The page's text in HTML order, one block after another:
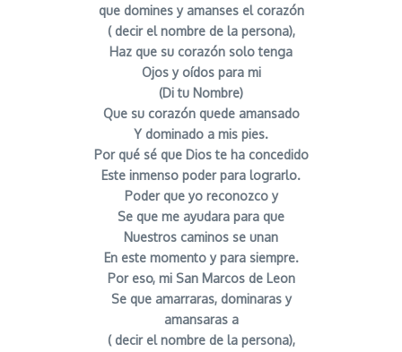
que domines y amanses el corazón
( decir el nombre de la persona),
Haz que su corazón solo tenga
Ojos y oídos para mi
(Di tu Nombre)
Que su corazón quede amansado
Y dominado a mis pies.
Por qué sé que Dios te ha concedido
Este inmenso poder para lograrlo.
Poder que yo reconozco y
Se que me ayudara para que
Nuestros caminos se unan
En este momento y para siempre.
Por eso, mi San Marcos de Leon
Se que amarraras, dominaras y
amansaras a
( decir el nombre de la persona),